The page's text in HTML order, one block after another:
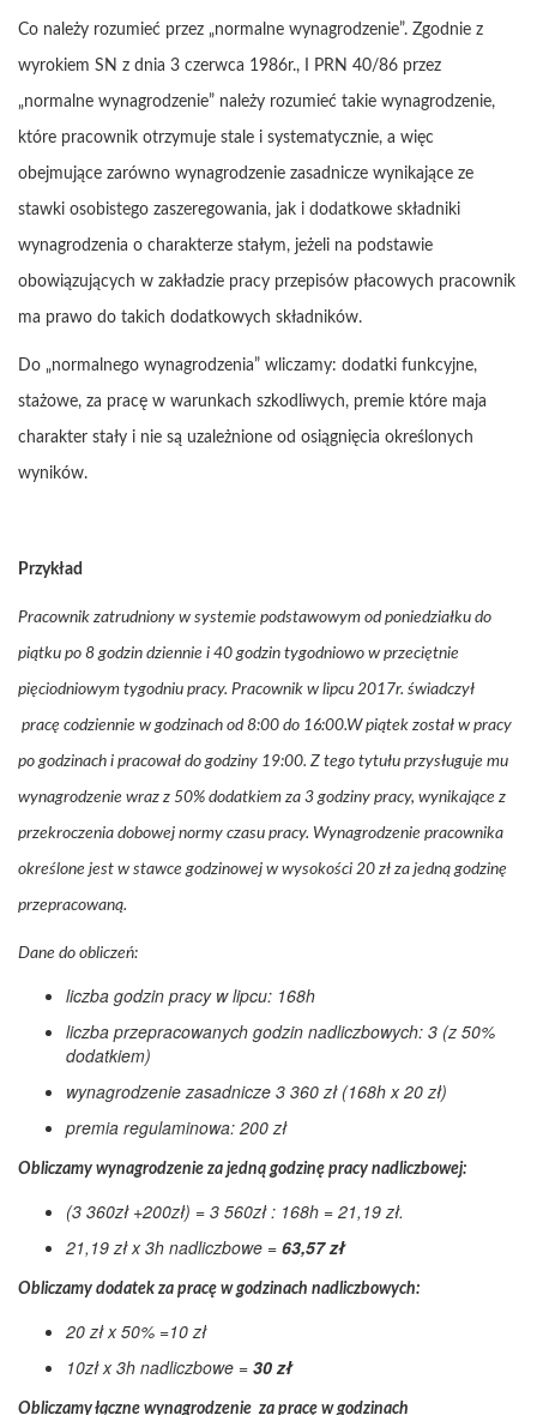
Co należy rozumieć przez „normalne wynagrodzenie”. Zgodnie z
wyrokiem SN z dnia 3 czerwca 1986r., I PRN 40/86 przez
„normalne wynagrodzenie” należy rozumieć takie wynagrodzenie,
które pracownik otrzymuje stale i systematycznie, a więc
obejmujące zarówno wynagrodzenie zasadnicze wynikające ze
stawki osobistego zaszeregowania, jak i dodatkowe składniki
wynagrodzenia o charakterze stałym, jeżeli na podstawie
obowiązujących w zakładzie pracy przepisów płacowych pracownik
ma prawo do takich dodatkowych składników.
Do „normalnego wynagrodzenia” wliczamy: dodatki funkcyjne,
stażowe, za pracę w warunkach szkodliwych, premie które maja
charakter stały i nie są uzależnione od osiągnięcia określonych
wyników.
Przykład
Pracownik zatrudniony w systemie podstawowym od poniedziałku do
piątku po 8 godzin dziennie i 40 godzin tygodniowo w przeciętnie
pięciodniowym tygodniu pracy. Pracownik w lipcu 2017r. świadczył
pracę codziennie w godzinach od 8:00 do 16:00.W piątek został w pracy
po godzinach i pracował do godziny 19:00. Z tego tytułu przysługuje mu
wynagrodzenie wraz z 50% dodatkiem za 3 godziny pracy, wynikające z
przekroczenia dobowej normy czasu pracy. Wynagrodzenie pracownika
określone jest w stawce godzinowej w wysokości 20 zł za jedną godzinę
przepracowaną.
Dane do obliczeń:
liczba godzin pracy w lipcu: 168h
liczba przepracowanych godzin nadliczbowych: 3 (z 50%
dodatkiem)
wynagrodzenie zasadnicze 3 360 zł (168h x 20 zł)
premia regulaminowa: 200 zł
Obliczamy wynagrodzenie za jedną godzinę pracy nadliczbowej:
(3 360zł +200zł) = 3 560zł : 168h = 21,19 zł.
21,19 zł x 3h nadliczbowe = 63,57 zł
Obliczamy dodatek za pracę w godzinach nadliczbowych:
20 zł x 50% =10 zł
10zł x 3h nadliczbowe = 30 zł
Obliczamy łączne wynagrodzenie za pracę w godzinach